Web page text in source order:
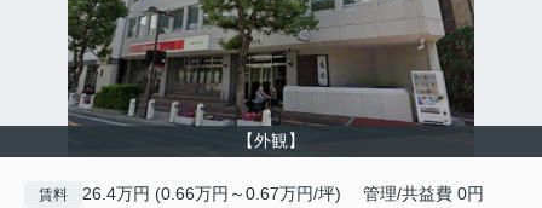
【外観】
賃料 26.4万円 (0.66万円～0.67万円/坪) 管理/共益費 0円